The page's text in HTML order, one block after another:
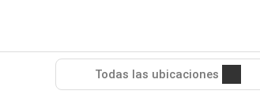
Todas las ubicaciones